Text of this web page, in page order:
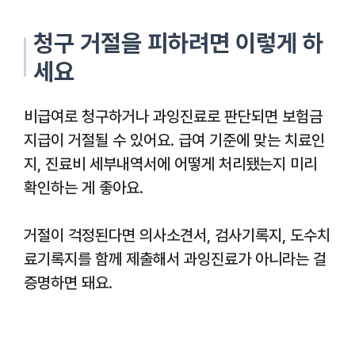
청구 거절을 피하려면 이렇게 하
세요
비급여로 청구하거나 과잉진료로 판단되면 보험금
지급이 거절될 수 있어요. 급여 기준에 맞는 치료인
지, 진료비 세부내역서에 어떻게 처리됐는지 미리
확인하는 게 좋아요.
거절이 걱정된다면 의사소견서, 검사기록지, 도수치
료기록지를 함께 제출해서 과잉진료가 아니라는 걸
증명하면 돼요.